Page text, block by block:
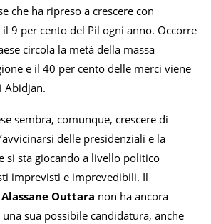
che ha ripreso a crescere con
il 9 per cento del Pil ogni anno. Occorre
circola la metà della massa
e il 40 per cento delle merci viene
Abidjan.
sembra, comunque, crescere di
delle presidenziali e la
si sta giocando a livello politico
imprevisti e imprevedibili. Il
Alassane Outtara non ha ancora
sua possibile candidatura, anche